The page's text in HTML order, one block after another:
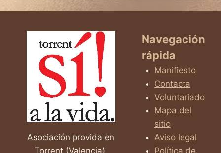
CASI
FAMOSOS
QUE
ESCAPARON
AL
ABORTO
Y
CAMBIARON
EL
MUNDO
Asociación provida en
Torrent (Valencia).
Navegación
rápida
Manifiesto
Contacta
Voluntariado
Mapa del
sitio
Aviso legal
Política de